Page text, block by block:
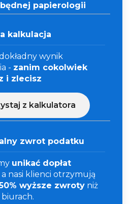
papierologii
kalkulacja
wynik
- zanim cokolwiek
i zlecisz
z kalkulatora
zwrot podatku
unikać dopłat
a nasi klienci otrzymują
wyższe zwroty niż